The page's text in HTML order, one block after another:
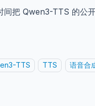
间把 Qwen3-TTS 的公
TTS TTS 语音合